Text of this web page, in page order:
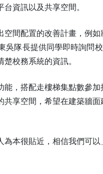
資訊以及共享空間。
間配置的改善計畫，例
隊長提供同學即時詢問
校務系統的資訊。
，搭配走樓梯集點數參
享空間，希望在建築牆
本很貼近，相信我們可